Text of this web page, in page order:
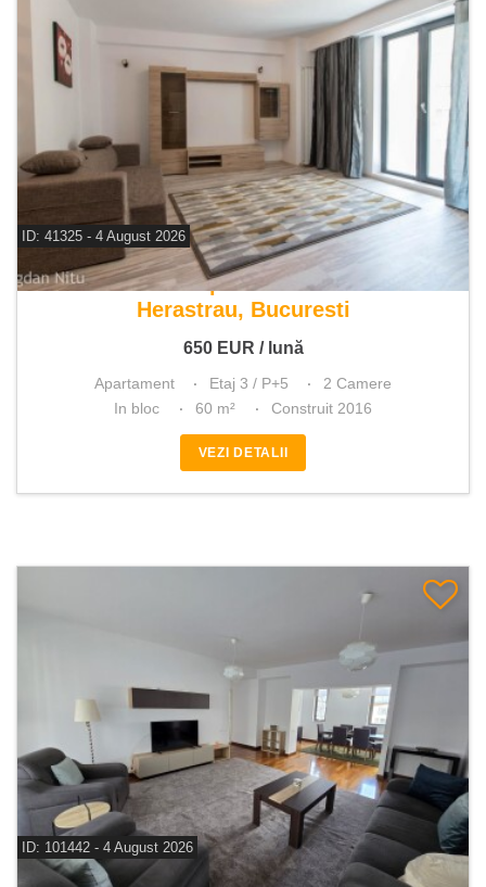
ID: 41325 - 4 August 2026
De inchiriat apartament 2 camere
Herastrau, Bucuresti
650 EUR / lună
Apartament Etaj 3 / P+5
2 Camere
In bloc
60 m² Construit 2016
VEZI DETALII
ID: 101442 - 4 August 2026